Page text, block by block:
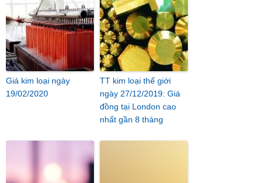
Giá kim loại ngày
19/02/2020
TT kim loại thế giới
ngày 27/12/2019: Giá
đồng tại London cao
nhất gần 8 tháng